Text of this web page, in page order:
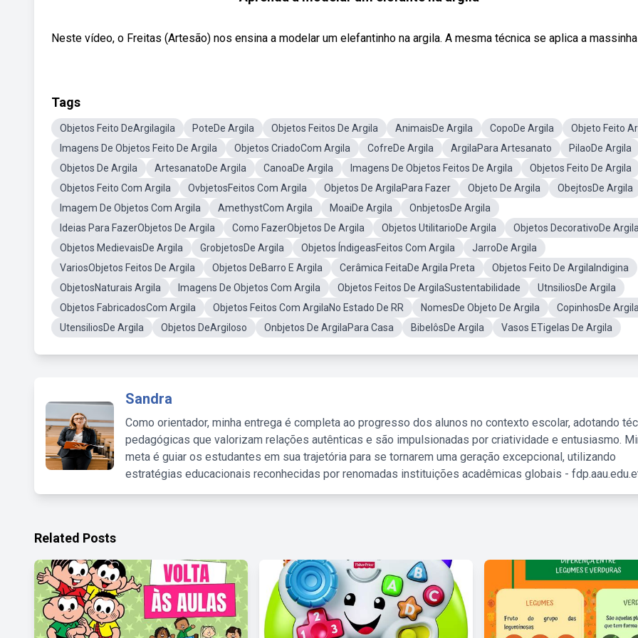
Neste vídeo, o Freitas (Artesão) nos ensina a modelar um elefantinho na argila. A mesma técnica se aplica a massinha
Tags
Objetos Feito DeArgilagila PoteDe Argila Objetos Feitos De Argila AnimaisDe Argila CopoDe Argila
Objeto Feito
Imagens De Objetos Feito De Argila
Objetos CriadoCom Argila CofreDe Argila ArgilaPara Artesanato
PilaoDe Argila
Objetos De Argila
ArtesanatoDe Argila CanoaDe Argila Imagens De Objetos Feitos De Argila
Objetos Feito De Argila
Objetos Feito Com Argila
OvbjetosFeitos Com Argila Objetos De ArgilaPara Fazer Objeto De Argila
ObejtosDe Argila
Imagem De Objetos Com Argila
AmethystCom Argila MoaiDe Argila
OnbjetosDe Argila
Ideias Para FazerObjetos De Argila
Como FazerObjetos De Argila Objetos UtilitarioDe Argila
Objetos DecorativoDe Argila
Objetos MedievaisDe Argila
GrobjetosDe Argila Objetos ÍndigeasFeitos Com Argila
JarroDe Argila
VariosObjetos Feitos De Argila
Objetos DeBarro E Argila Cerâmica FeitaDe Argila Preta
Objetos Feito De ArgilaIndigina
ObjetosNaturais Argila
Imagens De Objetos Com Argila Objetos Feitos De ArgilaSustentabilidade
UtnsiliosDe Argila
Objetos FabricadosCom Argila
Objetos Feitos Com ArgilaNo Estado De RR NomesDe Objeto De Argila
CopinhosDe Argila
UtensiliosDe Argila
Objetos DeArgiloso Onbjetos De ArgilaPara Casa BibelôsDe Argila Vasos ETigelas De Argila
Sandra
Como orientador, minha entrega é completa ao progresso dos alunos no contexto escolar, adotando
pedagógicas que valorizam relações autênticas e são impulsionadas por criatividade e entusiasmo.
meta é guiar os estudantes em sua trajetória para se tornarem uma geração excepcional, utilizando
estratégias educacionais reconhecidas por renomadas instituições acadêmicas globais -
Related Posts